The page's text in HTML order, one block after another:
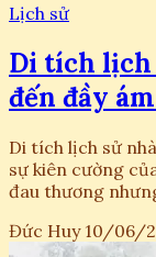
Lịch sử
Di tích lịch
đến đầy
Di tích lịch sử
sự kiên cường
đau thương
Đức Huy 10/06/